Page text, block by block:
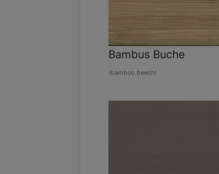
Bambus Buche
(bamboo beech)